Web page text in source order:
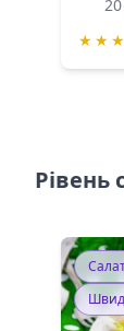
★ ★ ★
Рівень